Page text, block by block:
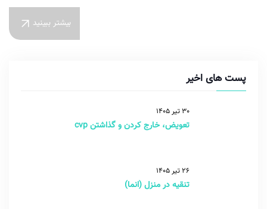
بیشتر ببینید
پست های اخیر
30 تیر 1405
تعویض، خارج کردن و گذاشتن cvp
26 تیر 1405
تنقیه در منزل (انما)